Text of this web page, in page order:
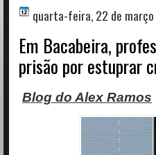
quarta-feira, 22 de
Em Bacabeira,
prisão por estuprar
Blog do Alex Ramos